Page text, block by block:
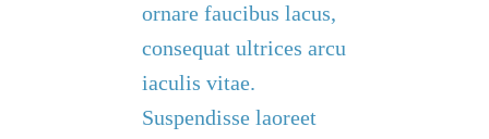
ornare faucibus lacus,
consequat ultrices arcu
iaculis vitae.
Suspendisse laoreet